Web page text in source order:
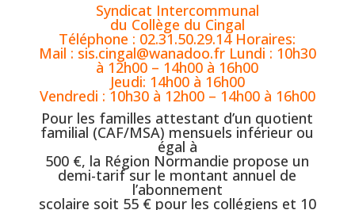
Syndicat Intercommunal
du Collège du Cingal
Téléphone : 02.31.50.29.14 Horaires:
Mail : sis.cingal@wanadoo.fr Lundi : 10h30
à 12h00 – 14h00 à 16h00
Jeudi: 14h00 à 16h00
Vendredi : 10h30 à 12h00 – 14h00 à 16h00
Pour les familles attestant d’un quotient
familial (CAF/MSA) mensuels inférieur ou
égal à
500 €, la Région Normandie propose un
demi-tarif sur le montant annuel de
l’abonnement
scolaire soit 55 € pour les collégiens et 10